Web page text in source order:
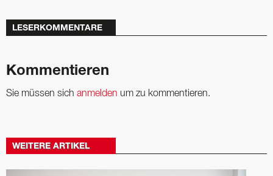
LESERKOMMENTARE
Kommentieren
Sie müssen sich anmelden um zu kommentieren.
WEITERE ARTIKEL